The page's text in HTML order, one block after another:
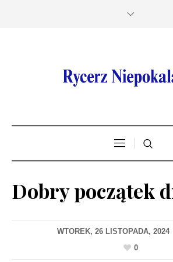
Dobry początek
WTOREK, 26 LISTOPADA, 2024
0